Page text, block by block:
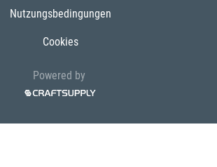
Nutzungsbedingungen
Cookies
Powered by